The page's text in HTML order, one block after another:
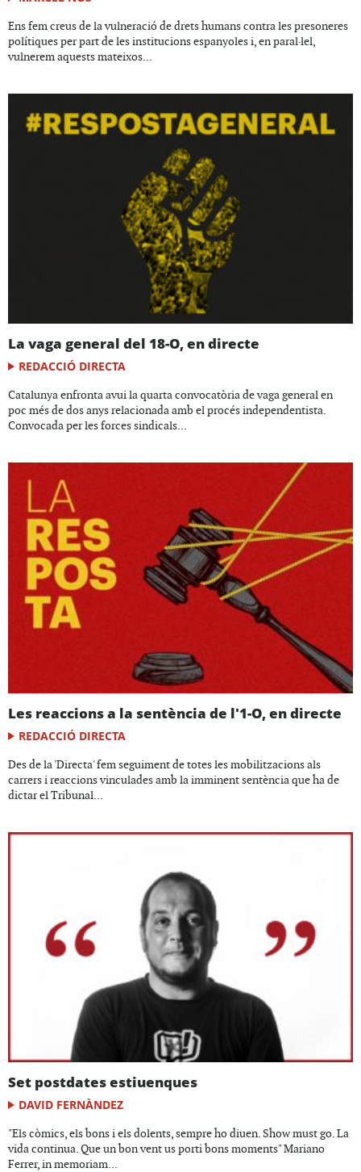
Ens fem creus de la vulneració de drets humans contra les presoneres
polítiques per part de les institucions espanyoles i, en paral·lel,
vulnerem aquests mateixos...
La vaga general del 18-O, en directe
REDACCIÓ DIRECTA
Catalunya enfronta avui la quarta convocatòria de vaga general en
poc més de dos anys relacionada amb el procés independentista.
Convocada per les forces sindicals...
Les reaccions a la sentència de l'1-O, en directe
REDACCIÓ DIRECTA
Des de la 'Directa' fem seguiment de totes les mobilitzacions als
carrers i reaccions vinculades amb la imminent sentència que ha de
dictar el Tribunal...
Set postdates estiuenques
DAVID FERNÀNDEZ
"Els còmics, els bons i els dolents, sempre ho diuen. Show must go. La
vida continua. Que un bon vent us porti bons moments" Mariano
Ferrer, in memoriam...